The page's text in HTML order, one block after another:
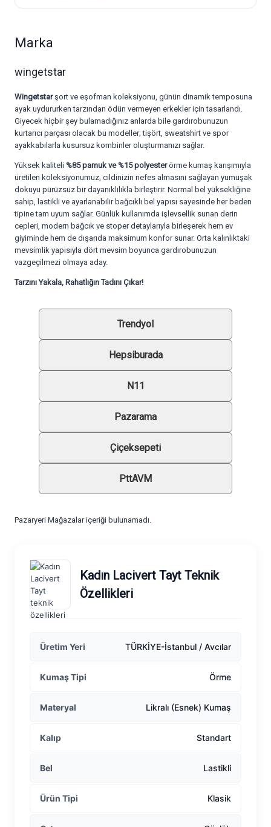
Marka
wingetstar
Wingetstarşort ve eşofman koleksiyonu, günün dinamik temposuna
ayak uydururken tarzından ödün vermeyen erkekler için tasarlandı.
Giyecek hiçbir şey bulamadığınız anlarda bile gardırobunuzun
kurtarıcı parçası olacak bu modeller; tişört, sweatshirt ve spor
ayakkabılarla kusursuz kombinler oluşturmanızı sağlar.
Yüksek kaliteli %85 pamuk ve %15 polyesterörme kumaş karışımıyla
üretilen koleksiyonumuz, cildinizin nefes almasını sağlayan yumuşak
dokuyu pürüzsüz bir dayanıklılıkla birleştirir. Normal bel yüksekliğine
sahip, lastikli ve ayarlanabilir bağcıklı bel yapısı sayesinde her beden
tipine tam uyum sağlar. Günlük kullanımda işlevsellik sunan derin
cepleri, modern bağcık ve stoper detaylarıyla birleşerek hem ev
giyiminde hem de dışarıda maksimum konfor sunar. Orta kalınlıktaki
mevsimlik yapısıyla dört mevsim boyunca gardırobunuzun
vazgeçilmezi olmaya aday.
Tarzını Yakala, Rahatlığın Tadını Çıkar!
Trendyol
Hepsiburada
N11
Pazarama
Çiçeksepeti
PttAVM
Pazaryeri Mağazalar içeriği bulunamadı.
Kadın Lacivert Tayt Teknik
Özellikleri
Üretim Yeri TÜRKİYE-İstanbul / Avcılar
Kumaş Tipi Örme
Materyal Likralı (Esnek) Kumaş
Kalıp Standart
Bel Lastikli
Ürün Tipi Klasik